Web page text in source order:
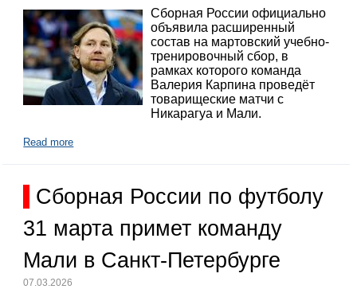
Сборная России официально
объявила расширенный
состав на мартовский учебно-
тренировочный сбор, в
рамках которого команда
Валерия Карпина проведёт
товарищеские матчи с
Никарагуа и Мали.
Read more
Сборная России по футболу
31 марта примет команду
Мали в Санкт-Петербурге
07.03.2026